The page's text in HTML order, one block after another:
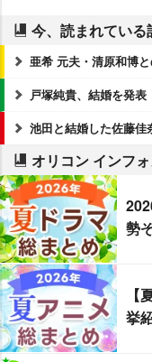
今、読まれている
亜希 元夫・清原和博
戸塚純貴、結婚を発表
池田と結婚した佐藤
オリコン インフ
勢
挙